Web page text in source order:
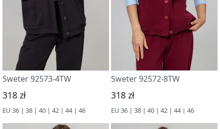
Sweter 92573-4TW
318 zł
EU 36 | 38 | 40 | 42 | 44 | 46
Sweter 92572-8TW
318 zł
EU 36 | 38 | 40 | 42 | 44 | 46